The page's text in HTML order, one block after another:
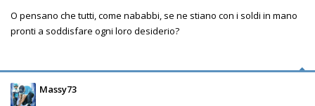
O pensano che tutti, come nababbi, se ne stiano con i soldi in mano
pronti a soddisfare ogni loro desiderio?
Massy73